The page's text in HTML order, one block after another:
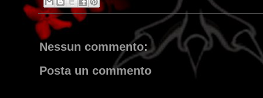
Nessun commento:
Posta un commento